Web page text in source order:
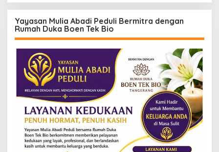
Yayasan Mulia Abadi Peduli Bermitra dengan
Rumah Duka Boen Tek Bio